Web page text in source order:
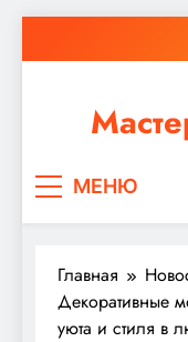
к
ремонт или
МЕНЮ
Главная
Декоративные
уюта и стиля в